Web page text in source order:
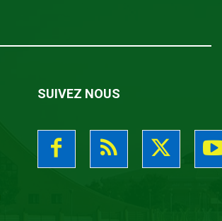
SUIVEZ NOUS